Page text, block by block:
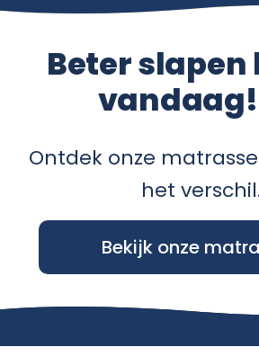
Beter slapen
vandaag!
Ontdek onze
het
Bekijk onze